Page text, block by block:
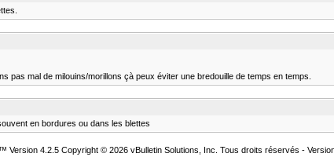
mal de milouins/morillons çà peux éviter une bredouille de temps en temps.
en bordures ou dans les blettes
Version 4.2.5 Copyright © 2026 vBulletin Solutions, Inc. Tous droits réservés -